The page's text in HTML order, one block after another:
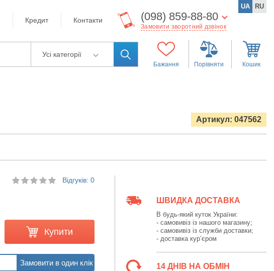
Кредит Контакти (098) 859-88-80
Замовити зворотний дзвінок
UA RU
Усі категорії
Бажання Порівняти Кошик
Артикул: 047562
Відгуків: 0
Купити
ШВИДКА ДОСТАВКА
В будь-який куток України:
- самовивіз із нашого магазину;
- самовивіз із служби доставки;
- доставка кур’єром
14 ДНІВ НА ОБМІН